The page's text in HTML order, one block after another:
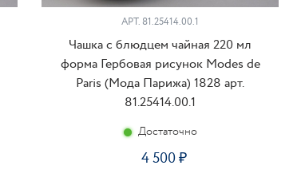
АРТ. 81.25414.00.1
Чашка с блюдцем чайная 220 мл
форма Гербовая рисунок Modes de
Paris (Мода Парижа) 1828 арт.
81.25414.00.1
Достаточно
4 500